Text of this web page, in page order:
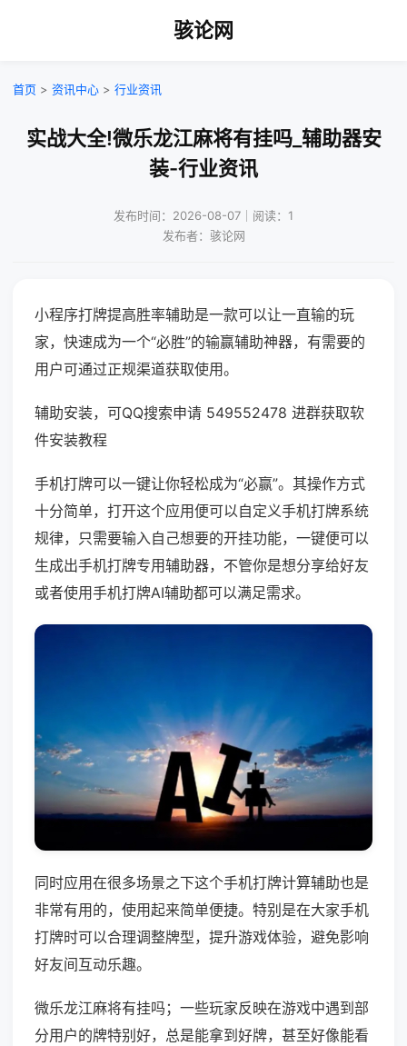
骇论网
首页 > 资讯中心 > 行业资讯
实战大全!微乐龙江麻将有挂吗_辅助器安
装-行业资讯
发布时间：2026-08-07｜阅读：1
发布者：骇论网
小程序打牌提高胜率辅助是一款可以让一直输的玩
家，快速成为一个“必胜”的输赢辅助神器，有需要的
用户可通过正规渠道获取使用。
辅助安装，可QQ搜索申请 549552478 进群获取软
件安装教程
手机打牌可以一键让你轻松成为“必赢”。其操作方式
十分简单，打开这个应用便可以自定义手机打牌系统
规律，只需要输入自己想要的开挂功能，一键便可以
生成出手机打牌专用辅助器，不管你是想分享给好友
或者使用手机打牌AI辅助都可以满足需求。
同时应用在很多场景之下这个手机打牌计算辅助也是
非常有用的，使用起来简单便捷。特别是在大家手机
打牌时可以合理调整牌型，提升游戏体验，避免影响
好友间互动乐趣。
微乐龙江麻将有挂吗；一些玩家反映在游戏中遇到部
分用户的牌特别好，总是能拿到好牌，甚至好像能看